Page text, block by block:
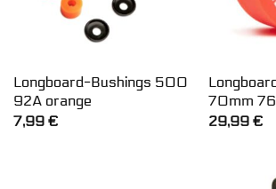
Longboard-Bushings 500
92A orange
7,99 €
70mm
29,99 €